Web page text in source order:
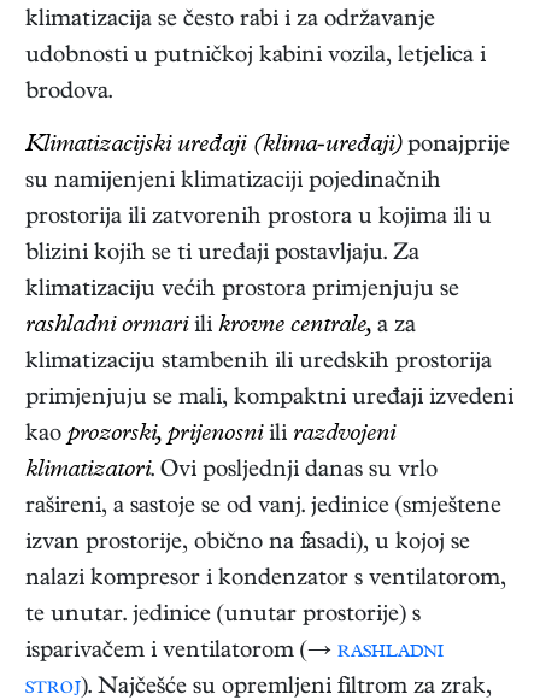
klimatizacija se često rabi i za održavanje
udobnosti u putničkoj kabini vozila, letjelica i
brodova.
Klimatizacijski uređaji (klima-uređaji)ponajprije
su namijenjeni klimatizaciji pojedinačnih
prostorija ili zatvorenih prostora u kojima ili u
blizini kojih se ti uređaji postavljaju. Za
klimatizaciju većih prostora primjenjuju se
rashladni ormariili krovne centrale, a za
klimatizaciju stambenih ili uredskih prostorija
primjenjuju se mali, kompaktni uređaji izvedeni
kaoprozorski, prijenosniili razdvojeni
klimatizatori. Ovi posljednji danas su vrlo
rašireni, a sastoje se od vanj. jedinice (smještene
izvan prostorije, obično na fasadi), u kojoj se
nalazi kompresor i kondenzator s ventilatorom,
te unutar. jedinice (unutar prostorije) s
isparivačem i ventilatorom (→ rashladni
stroj). Najčešće su opremljeni filtrom za zrak,